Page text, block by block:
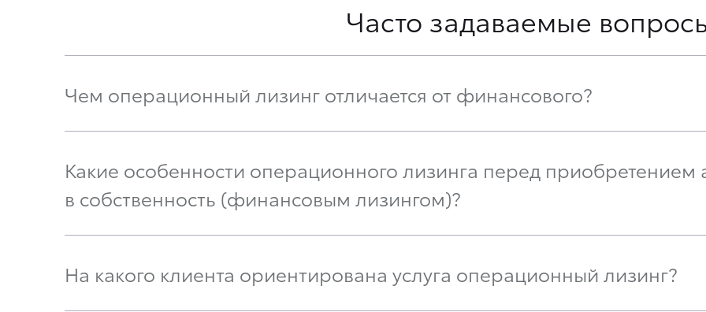
Часто задаваемые
Чем операционный лизинг отличается от финансового?
Какие особенности операционного лизинга перед приобретением
в собственность (финансовым лизингом)?
На какого клиента ориентирована услуга операционный лизинг?